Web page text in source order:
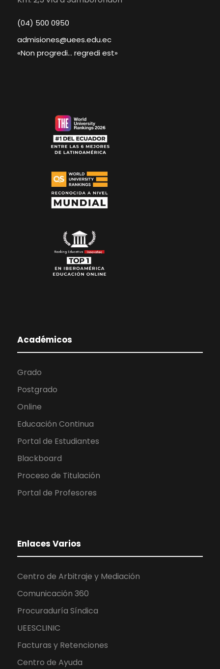
(04) 500 0950
admisiones@uees.edu.ec
«Non progredi… regredi est»
Académicos
Grado
Postgrado
Online
Educación Continua
Portal de Estudiantes
Blackboard
Proceso de Titulación
Portal de Profesores
Enlaces Varios
Centro de Arbitraje y Mediación
Comunicación 360
Procuraduría Síndica
UEESCLINIC
Facturas y Retenciones
Centro de Ayuda